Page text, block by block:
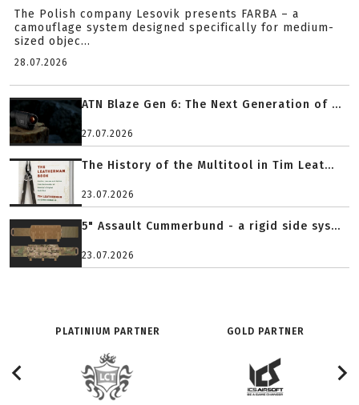
The Polish company Lesovik presents FARBA – a
camouflage system designed specifically for medium-
sized objec...
28.07.2026
ATN Blaze Gen 6: The Next Generation of ...
27.07.2026
The History of the Multitool in Tim Leat...
23.07.2026
5" Assault Cummerbund - a rigid side sys...
23.07.2026
PLATINIUM PARTNER GOLD PARTNER